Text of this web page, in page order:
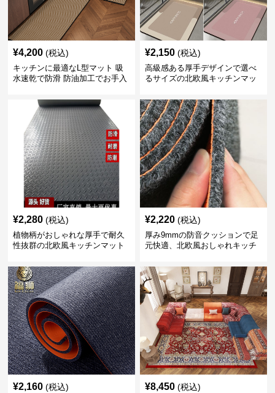
¥4,200 (税込)
キッチンに最適なL型マット 吸
水速乾で防滑 防油加工でお手入
¥2,150 (税込)
高級感ある厚手デザインで選べ
るサイズの北欧風キッチンマッ
¥2,280 (税込)
植物柄がおしゃれな厚手で耐久
性抜群の北欧風キッチンマット
¥2,220 (税込)
厚み9mmの防音クッションで足
元快適、北欧風おしゃれキッチ
¥2,160 (税込) ¥8,450 (税込)